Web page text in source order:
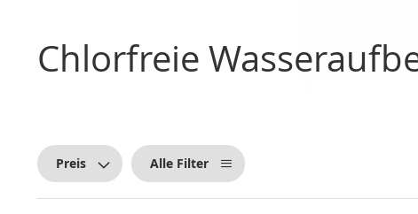
Chlorfreie
Preis Alle Filter